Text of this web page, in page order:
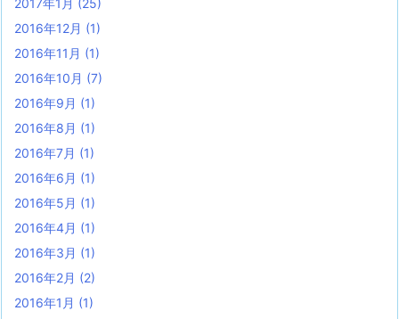
2017年1月 (25)
2016年12月 (1)
2016年11月 (1)
2016年10月 (7)
2016年9月 (1)
2016年8月 (1)
2016年7月 (1)
2016年6月 (1)
2016年5月 (1)
2016年4月 (1)
2016年3月 (1)
2016年2月 (2)
2016年1月 (1)